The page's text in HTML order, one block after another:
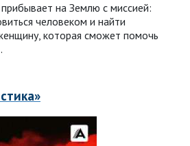
на Землю с миссией:
человеком и найти
которая сможет помочь